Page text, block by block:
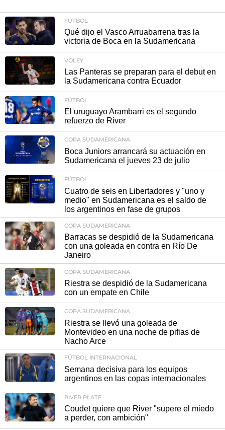
FÚTBOL
Qué dijo el Vasco Arruabarrena tras la
victoria de Boca en la Sudamericana
VOLEY
Las Panteras se preparan para el debut en
la Sudamericana contra Ecuador
FÚTBOL
El uruguayo Arambarri es el segundo
refuerzo de River
COPA SUDAMERICANA
Boca Juniors arrancará su actuación en
Sudamericana el jueves 23 de julio
FÚTBOL
Cuatro de seis en Libertadores y "uno y
medio" en Sudamericana es el saldo de
los argentinos en fase de grupos
COPA SUDAMERICANA
Barracas se despidió de la Sudamericana
con una goleada en contra en Río De
Janeiro
COPA SUDAMERICANA
Riestra se despidió de la Sudamericana
con un empate en Chile
COPA SUDAMERICANA
Riestra se llevó una goleada de
Montevideo en una noche de pifias de
Nacho Arce
FÚTBOL INTERNACIONAL
Semana decisiva para los equipos
argentinos en las copas internacionales
RIVER PLATE
Coudet quiere que River "supere el miedo
a perder, con ambición"